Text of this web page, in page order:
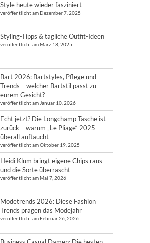
Style heute wieder fasziniert
veröffentlicht am Dezember 7, 2025
Styling-Tipps & tägliche Outfit-Ideen
veröffentlicht am März 18, 2025
Bart 2026: Bartstyles, Pflege und
Trends – welcher Bartstil passt zu
eurem Gesicht?
veröffentlicht am Januar 10, 2026
Echt jetzt? Die Longchamp Tasche ist
zurück – warum „Le Pliage“ 2025
überall auftaucht
veröffentlicht am Oktober 19, 2025
Heidi Klum bringt eigene Chips raus –
und die Sorte überrascht
veröffentlicht am Mai 7, 2026
Modetrends 2026: Diese Fashion
Trends prägen das Modejahr
veröffentlicht am Februar 26, 2026